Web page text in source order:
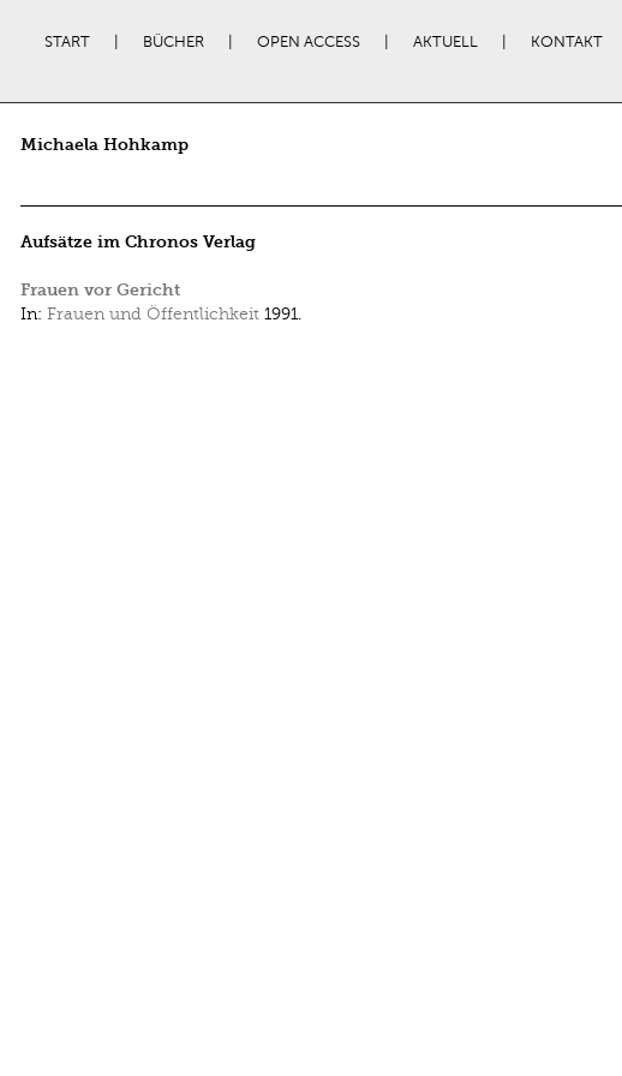
START BÜCHER OPEN ACCESS AKTUELL KONTAKT
Michaela Hohkamp
Aufsätze im Chronos Verlag
Frauen vor Gericht
In: Frauen und Öffentlichkeit 1991.